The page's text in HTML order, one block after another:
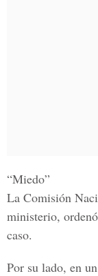
“Miedo”
La Comisión
ministerio,
caso.
Por su lado, en